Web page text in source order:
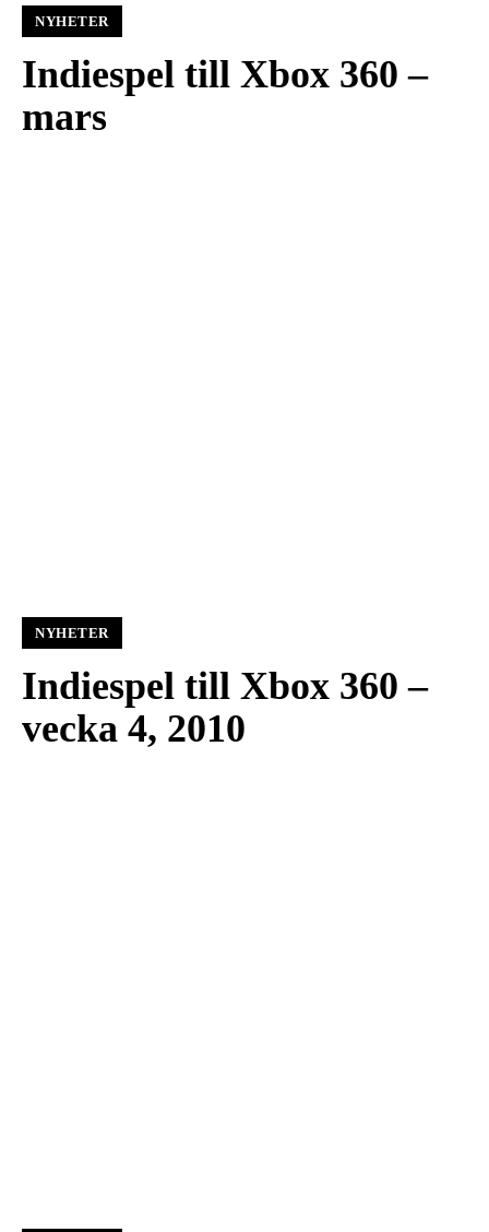
NYHETER
Indiespel till Xbox 360 –
mars
NYHETER
Indiespel till Xbox 360 –
vecka 4, 2010